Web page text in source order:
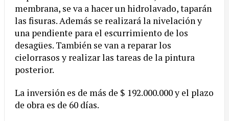
membrana, se va a hacer un hidrolavado, taparán
las fisuras. Además se realizará la nivelación y
una pendiente para el escurrimiento de los
desagües. También se van a reparar los
cielorrasos y realizar las tareas de la pintura
posterior.
La inversión es de más de $ 192.000.000 y el plazo
de obra es de 60 días.